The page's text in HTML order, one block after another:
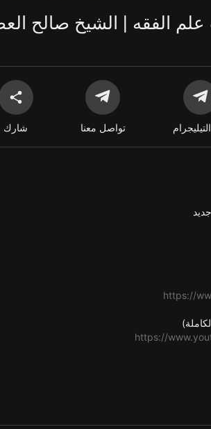
الفقه | الشيخ صالح
تواصل معنا شارك
https://
https://